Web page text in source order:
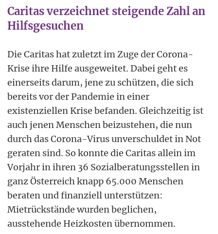
Caritas verzeichnet steigende Zahl an
Hilfsgesuchen
Die Caritas hat zuletzt im Zuge der Corona-
Krise ihre Hilfe ausgeweitet. Dabei geht es
einerseits darum, jene zu schützen, die sich
bereits vor der Pandemie in einer
existenziellen Krise befanden. Gleichzeitig ist
auch jenen Menschen beizustehen, die nun
durch das Corona-Virus unverschuldet in Not
geraten sind. So konnte die Caritas allein im
Vorjahr in ihren 36 Sozialberatungsstellen in
ganz Österreich knapp 65.000 Menschen
beraten und finanziell unterstützen:
Mietrückstände wurden beglichen,
ausstehende Heizkosten übernommen.